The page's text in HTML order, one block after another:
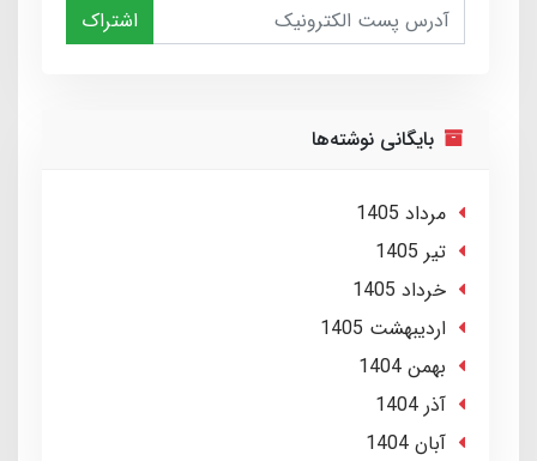
اشتراک
بایگانی نوشته‌ها
مرداد 1405
تير 1405
خرداد 1405
ارديبهشت 1405
بهمن 1404
آذر 1404
آبان 1404